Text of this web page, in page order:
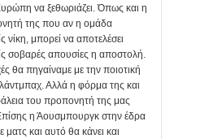
να ξεθωριάζει. Όπως και η
της που αν η ομάδα
νίκη, μπορεί να αποτελέσει
σοβαρές απουσίες η αποστολή.
θα πηγαίναμε με την ποιοτική
Αλλά η φόρμα της και
του προπονητή της μας
η Άουσμπουργκ στην έδρα
ματς και αυτό θα κάνει και